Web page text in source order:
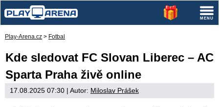
Play-Arena.cz > Fotbal
Kde sledovat FC Slovan Liberec – AC
Sparta Praha živě online
17.08.2025 07:30 | Autor: Miloslav Prášek